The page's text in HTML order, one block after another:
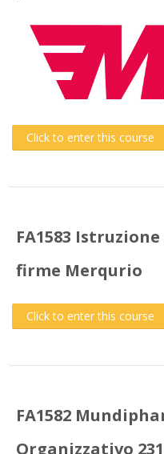
Click to enter this course
FA1583
firme Merqurio
Click to enter this course
FA1582
Organizzativo